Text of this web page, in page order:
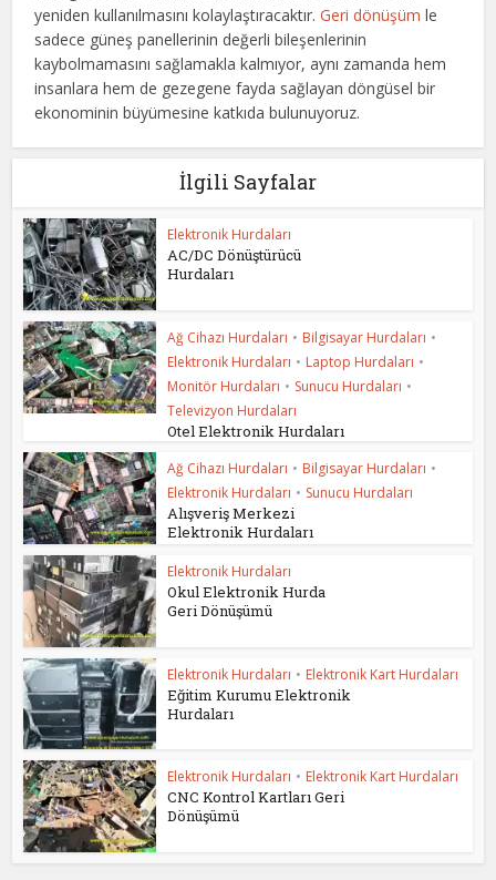
yeniden kullanılmasını kolaylaştıracaktır.Geri dönüşüm le
sadece güneş panellerinin değerli bileşenlerinin
kaybolmamasını sağlamakla kalmıyor, aynı zamanda hem
insanlara hem de gezegene fayda sağlayan döngüsel bir
ekonominin büyümesine katkıda bulunuyoruz.
İlgili Sayfalar
Elektronik Hurdaları
AC/DC Dönüştürücü
Hurdaları
Ağ Cihazı Hurdaları • Bilgisayar Hurdaları •
Elektronik Hurdaları • Laptop Hurdaları •
Monitör Hurdaları • Sunucu Hurdaları •
Televizyon Hurdaları
Otel Elektronik Hurdaları
Ağ Cihazı Hurdaları • Bilgisayar Hurdaları •
Elektronik Hurdaları • Sunucu Hurdaları
Alışveriş Merkezi
Elektronik Hurdaları
Elektronik Hurdaları
Okul Elektronik Hurda
Geri Dönüşümü
Elektronik Hurdaları • Elektronik Kart Hurdaları
Eğitim Kurumu Elektronik
Hurdaları
Elektronik Hurdaları • Elektronik Kart Hurdaları
CNC Kontrol Kartları Geri
Dönüşümü